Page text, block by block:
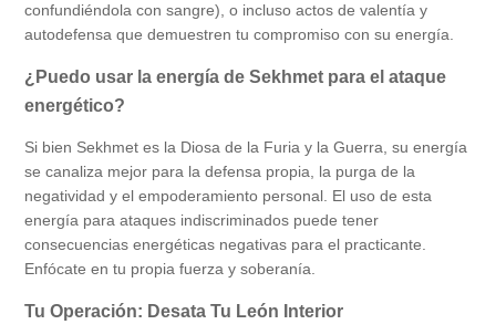
confundiéndola con sangre), o incluso actos de valentía y
autodefensa que demuestren tu compromiso con su energía.
¿Puedo usar la energía de Sekhmet para el ataque
energético?
Si bien Sekhmet es la Diosa de la Furia y la Guerra, su energía
se canaliza mejor para la defensa propia, la purga de la
negatividad y el empoderamiento personal. El uso de esta
energía para ataques indiscriminados puede tener
consecuencias energéticas negativas para el practicante.
Enfócate en tu propia fuerza y soberanía.
Tu Operación: Desata Tu León Interior